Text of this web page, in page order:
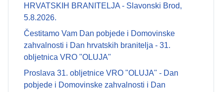
HRVATSKIH BRANITELJA - Slavonski Brod,
5.8.2026.
Čestitamo Vam Dan pobjede i Domovinske
zahvalnosti i Dan hrvatskih branitelja - 31.
obljetnica VRO "OLUJA"
Proslava 31. obljetnice VRO "OLUJA" - Dan
pobjede i Domovinske zahvalnosti i Dan